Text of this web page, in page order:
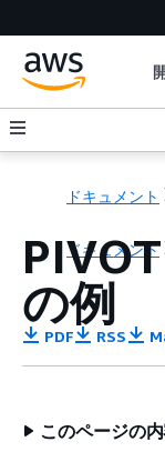
ドキュメント
ドキュメント
の例
PDF RSS
このページの